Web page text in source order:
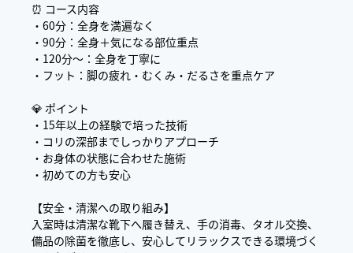
⏰ コース内容
・60分：全身を満遍なく
・90分：全身＋気になる部位重点
・120分〜：全身を丁寧に
・フット：脚の疲れ・むくみ・だるさを重点ケア
💎 ポイント
・15年以上の経験で培った技術
・コリの深部までしっかりアプローチ
・お身体の状態に合わせた施術
・初めての方も安心
【安全・清潔への取り組み】
入室時は清潔な靴下へ履き替え、手の消毒、タオル交換、
備品の除菌を徹底し、安心してリラックスできる環境づく